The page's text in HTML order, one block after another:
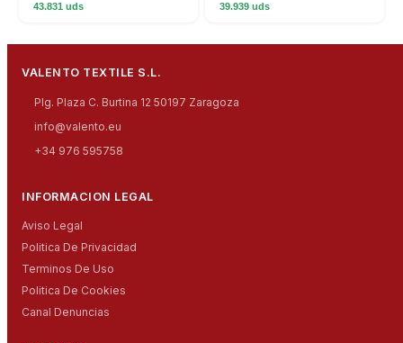
43.831 uds 39.939 uds
VALENTO TEXTILE S.L.
Plg. Plaza C. Burtina 12 50197 Zaragoza
info@valento.eu
+34 976 595758
INFORMACION LEGAL
Aviso Legal
Politica De Privacidad
Terminos De Uso
Politica De Cookies
Canal Denuncias